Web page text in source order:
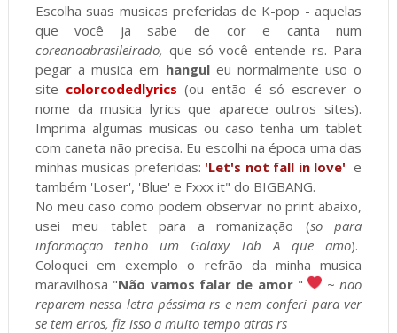
Escolha suas musicas preferidas de K-pop - aquelas
que você ja sabe de cor e canta num
coreanoabrasileirado, que só você entende rs. Para
pegar a musica em hanguleu normalmente uso o
site colorcodedlyrics (ou então é só escrever o
nome da musica lyrics que aparece outros sites).
Imprima algumas musicas ou caso tenha um tablet
com caneta não precisa. Eu escolhi na época uma das
minhas musicas preferidas: 'Let's not fall in love' e
também 'Loser', 'Blue' e Fxxx it" do BIGBANG.
No meu caso como podem observar no print abaixo,
usei meu tablet para a romanização (so para
informação tenho um Galaxy Tab A
que amo).
Coloquei em exemplo o refrão da minha musica
maravilhosa "Não vamos falar de amor " ~não
reparem nessa letra péssima rs e nem conferi para ver
se tem erros, fiz isso a muito tempo atras rs